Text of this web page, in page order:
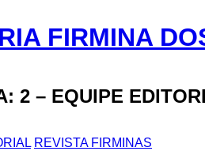
FIRMINA
2 – EQUIPE
REVISTA FIRMINAS